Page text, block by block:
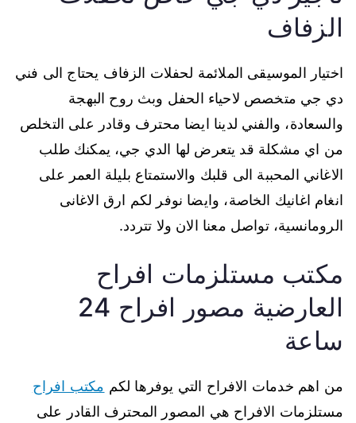
الزفاف
اختيار الموسيقى الملائمة لحفلات الزفاف يحتاج الى فني
دي جي متخصص لاحياء الحفل وبث روح البهجة
والسعادة، والفني لدينا ايضا محترف وقادر على التخلص
من اي مشكلة قد يتعرض لها الدي جي، يمكنك طلب
الاغاني المحببة الى قلبك والاستمتاع بليلة العمر على
انغام اغانيك الخاصة، وايضا نوفر لكم ارق الاغانى
الرومانسية، تواصل معنا الان ولا تتردد.
مكتب مستلزمات افراح
العارضية مصور افراح 24
ساعة
من اهم خدمات الافراح التي يوفرها لكم مكتب افراح
مستلزمات الافراح هي المصور المحترف القادر على